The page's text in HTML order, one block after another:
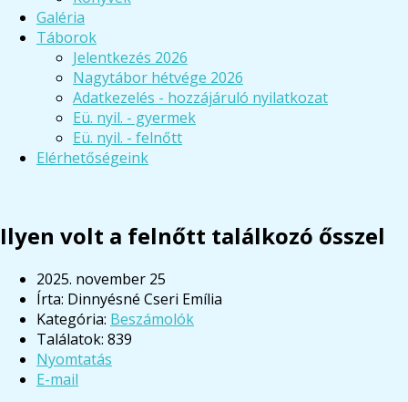
Galéria
Táborok
Jelentkezés 2026
Nagytábor hétvége 2026
Adatkezelés - hozzájáruló nyilatkozat
Eü. nyil. - gyermek
Eü. nyil. - felnőtt
Elérhetőségeink
Ilyen volt a felnőtt találkozó ősszel
2025. november 25
Írta: Dinnyésné Cseri Emília
Kategória: Beszámolók
Találatok: 839
Nyomtatás
E-mail